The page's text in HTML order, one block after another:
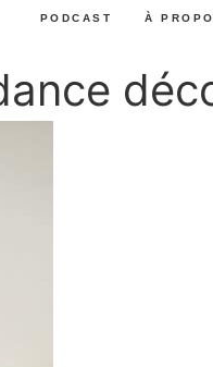
PODCAST À